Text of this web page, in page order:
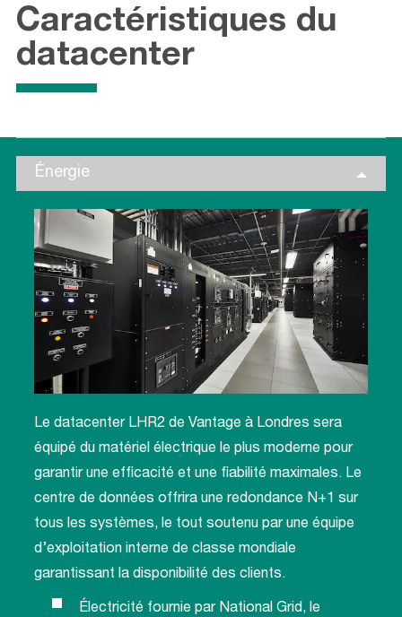
Caractéristiques du
datacenter
Énergie
Le datacenter LHR2 de Vantage à Londres sera
équipé du matériel électrique le plus moderne pour
garantir une efficacité et une fiabilité maximales. Le
centre de données offrira une redondance N+1 sur
tous les systèmes, le tout soutenu par une équipe
d’exploitation interne de classe mondiale
garantissant la disponibilité des clients.
Électricité fournie par National Grid, le